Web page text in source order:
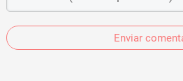
Enviar